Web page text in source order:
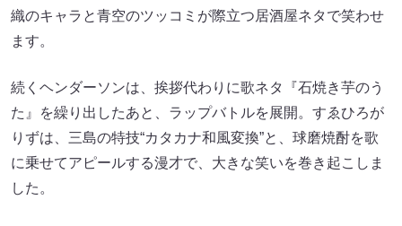
織のキャラと青空のツッコミが際立つ居酒屋ネタで笑わせ
ます。
続くヘンダーソンは、挨拶代わりに歌ネタ『石焼き芋のう
た』を繰り出したあと、ラップバトルを展開。すゑひろが
りずは、三島の特技“カタカナ和風変換”と、球磨焼酎を歌
に乗せてアピールする漫才で、大きな笑いを巻き起こしま
した。